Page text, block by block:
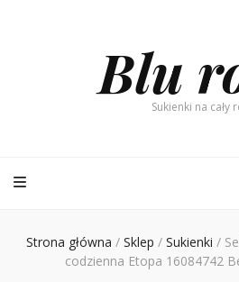
BluSukienki na cały
Strona główna / Sklep / Sukienki /
codzienna Etopa 16084742